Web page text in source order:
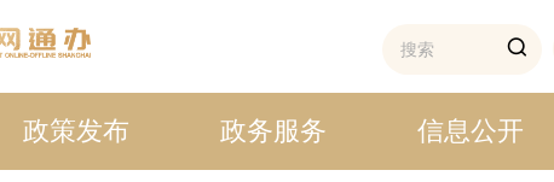
政策发布 政务服务 信息公开